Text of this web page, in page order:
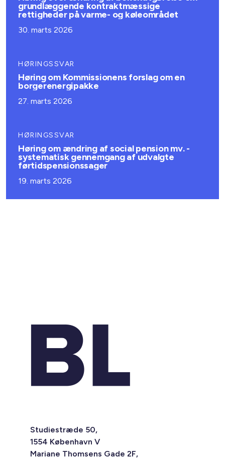
grundlæggende kontraktmæssige
rettigheder på varme- og køleområdet
30. marts 2026
HØRINGSSVAR
Høring om Kommissionens forslag om en
borgerenergipakke
27. marts 2026
HØRINGSSVAR
Høring om ændring af social pension mv. -
systematisk gennemgang af udvalgte
førtidspensionssager
19. marts 2026
Studiestræde 50,
1554 København V
Mariane Thomsens Gade 2F,